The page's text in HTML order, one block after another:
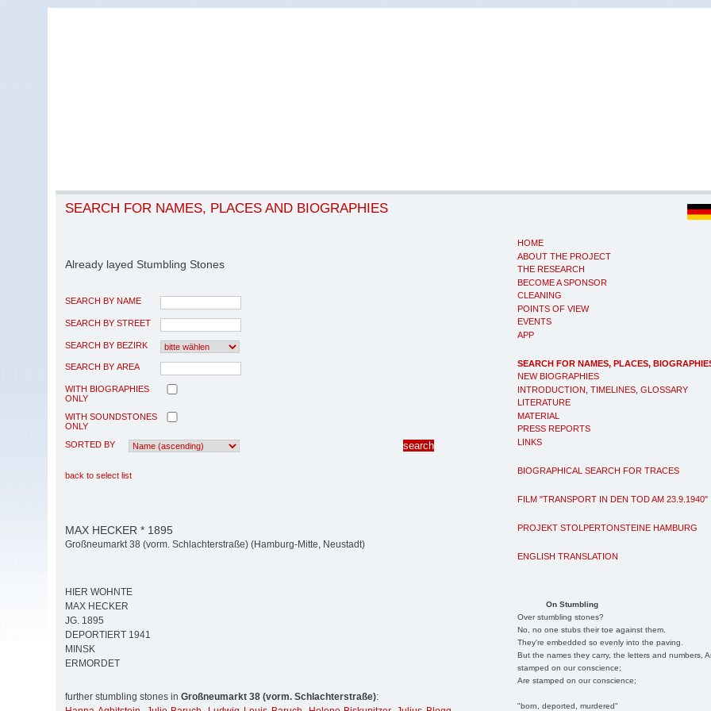
HOME
ABOUT THE PROJECT
THE RESEARCH
BECOME A SPONSOR
CLEANING
POINTS OF VIEW
EVENTS
APP
SEARCH FOR NAMES, PLACES,
NEW BIOGRAPHIES
INTRODUCTION, TIMELINES, GLOSSARY
LITERATURE
MATERIAL
PRESS REPORTS
LINKS
BIOGRAPHICAL SEARCH FOR TRACES
FILM "TRANSPORT IN DEN TOD AM 23.9.1940"
PROJEKT STOLPERTONSTEINE HAMBURG
ENGLISH TRANSLATION
On Stumbling
Over stumbling stones?
No, no one stubs their toe against them.
They're embedded so evenly into the paving.
But the names they carry, the letters and numbers,
stamped on our conscience;
Are stamped on our conscience;
"born, deported, murdered"
SEARCH FOR NAMES, PLACES AND BIOGRAPHIES
Already layed Stumbling Stones
SEARCH BY NAME
SEARCH BY STREET
SEARCH BY BEZIRK
SEARCH BY AREA
WITH BIOGRAPHIES
ONLY
WITH SOUNDSTONES
ONLY
SORTED BY
back to select list
MAX HECKER * 1895
Großneumarkt 38 (vorm. Schlachterstraße) (Hamburg-Mitte, Neustadt)
HIER WOHNTE
MAX HECKER
JG. 1895
DEPORTIERT 1941
MINSK
ERMORDET
further stumbling stones in Großneumarkt 38 (vorm. Schlachterstraße):